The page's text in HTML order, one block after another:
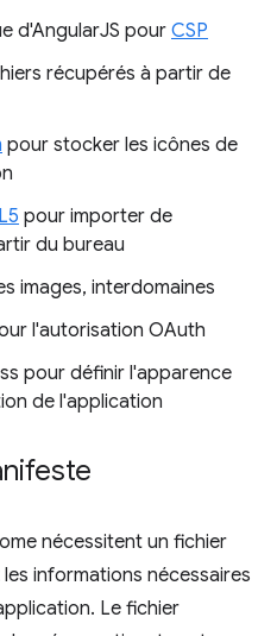
d'AngularJS pour CSP
récupérés à partir de
pour stocker les icônes de
pour importer de
du bureau
images, interdomaines
l'autorisation OAuth
pour définir l'apparence
de l'application
nécessitent un fichier
informations nécessaires
Le fichier